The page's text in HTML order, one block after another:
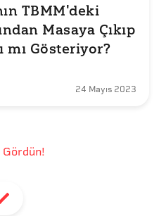
TBMM'deki
Masaya Çıkıp
mı Gösteriyor?
24 Mayıs 2023
Gördün!